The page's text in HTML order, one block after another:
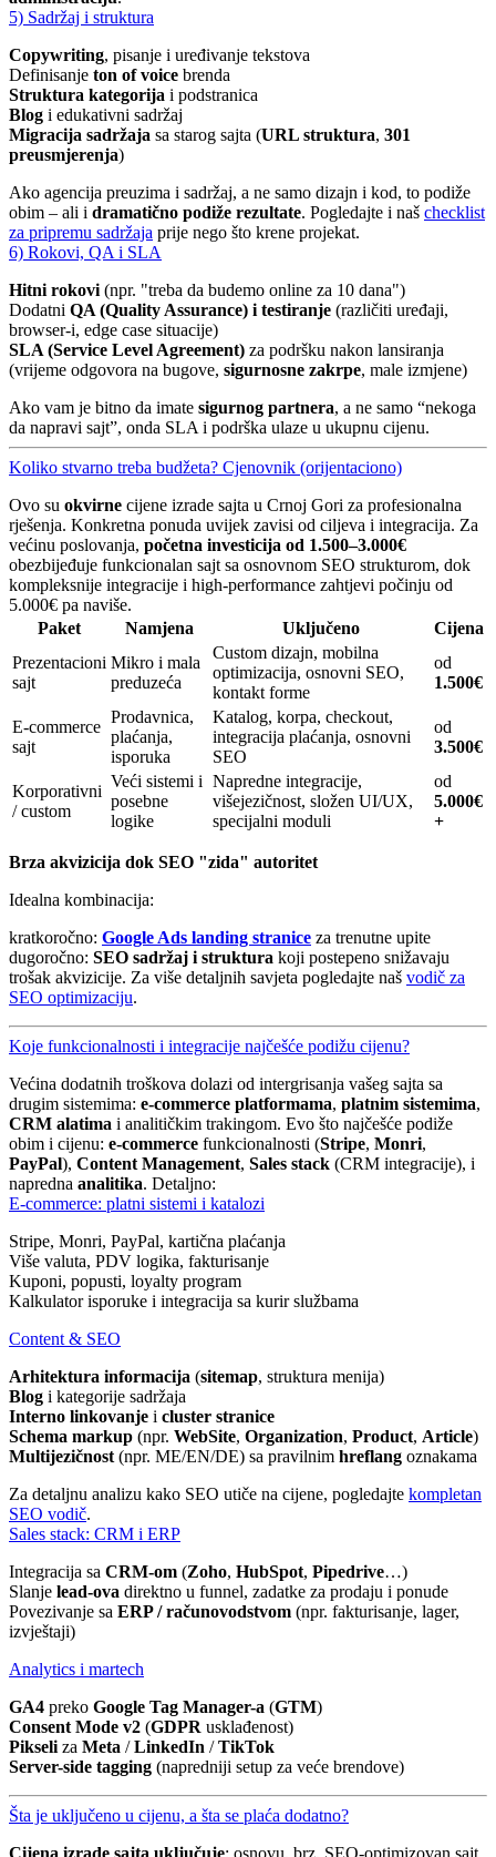
5) Sadržaj i struktura
Copywriting, pisanje i uređivanje tekstova
Definisanje ton of voice brenda
Struktura kategorija i podstranica
Blog i edukativni sadržaj
Migracija sadržaja sa starog sajta (URL struktura, 301
preusmjerenja)
Ako agencija preuzima i sadržaj, a ne samo dizajn i kod, to podiže
obim – ali i dramatično podiže rezultate. Pogledajte i naš checklist
za pripremu sadržaja prije nego što krene projekat.
6) Rokovi, QA i SLA
Hitni rokovi (npr. "treba da budemo online za 10 dana")
Dodatni QA (Quality Assurance) i testiranje (različiti uređaji,
browser-i, edge case situacije)
SLA (Service Level Agreement) za podršku nakon lansiranja
(vrijeme odgovora na bugove, sigurnosne zakrpe, male izmjene)
Ako vam je bitno da imate sigurnog partnera, a ne samo “nekoga
da napravi sajt”, onda SLA i podrška ulaze u ukupnu cijenu.
Koliko stvarno treba budžeta? Cjenovnik (orijentaciono)
Ovo su okvirne cijene izrade sajta u Crnoj Gori za profesionalna
rješenja. Konkretna ponuda uvijek zavisi od ciljeva i integracija. Za
većinu poslovanja, početna investicija od 1.500–3.000€
obezbijeđuje funkcionalan sajt sa osnovnom SEO strukturom, dok
kompleksnije integracije i high-performance zahtjevi počinju od
5.000€ pa naviše.
Paket
Namjena Uključeno
Cijena
Prezentacioni
sajt
Mikro i mala
preduzeća
Custom dizajn, mobilna
optimizacija, osnovni SEO,
kontakt forme
od
1.500€
E-commerce
sajt
Prodavnica,
plaćanja,
isporuka
Katalog, korpa, checkout,
integracija plaćanja, osnovni
SEO
od
3.500€
Korporativni
/ custom
Veći sistemi i
posebne
logike
Napredne integracije,
višejezičnost, složen UI/UX,
specijalni moduli
od
5.000€
+
Brza akvizicija dok SEO "zida" autoritet
Idealna kombinacija:
kratkoročno: Google Ads landing stranice za trenutne upite
dugoročno: SEO sadržaj i struktura koji postepeno snižavaju
trošak akvizicije. Za više detaljnih savjeta pogledajte naš vodič za
SEO optimizaciju.
Koje funkcionalnosti i integracije najčešće podižu cijenu?
Većina dodatnih troškova dolazi od intergrisanja vašeg sajta sa
drugim sistemima: e-commerce platformama, platnim sistemima,
CRM alatima i analitičkim trakingom. Evo što najčešće podiže
obim i cijenu: e-commerce funkcionalnosti (Stripe, Monri,
PayPal), Content Management, Sales stack (CRM integracije), i
napredna analitika. Detaljno:
E-commerce: platni sistemi i katalozi
Stripe, Monri, PayPal, kartična plaćanja
Više valuta, PDV logika, fakturisanje
Kuponi, popusti, loyalty program
Kalkulator isporuke i integracija sa kurir službama
Content & SEO
Arhitektura informacija (sitemap, struktura menija)
Blog i kategorije sadržaja
Interno linkovanje i cluster stranice
Schema markup (npr. WebSite, Organization, Product, Article)
Multijezičnost (npr. ME/EN/DE) sa pravilnim hreflang oznakama
Za detaljnu analizu kako SEO utiče na cijene, pogledajte kompletan
SEO vodič.
Sales stack: CRM i ERP
Integracija sa CRM-om (Zoho, HubSpot, Pipedrive…)
Slanje lead-ova direktno u funnel, zadatke za prodaju i ponude
Povezivanje sa ERP / računovodstvom (npr. fakturisanje, lager,
izvještaji)
Analytics i martech
GA4 preko Google Tag Manager-a (GTM)
Consent Mode v2 (GDPR usklađenost)
Pikseli za Meta /LinkedIn /TikTok
Server-side tagging (napredniji setup za veće brendove)
Šta je uključeno u cijenu, a šta se plaća dodatno?
Cijena izrade sajta uključuje: osnovu, brz, SEO-optimizovan sajt